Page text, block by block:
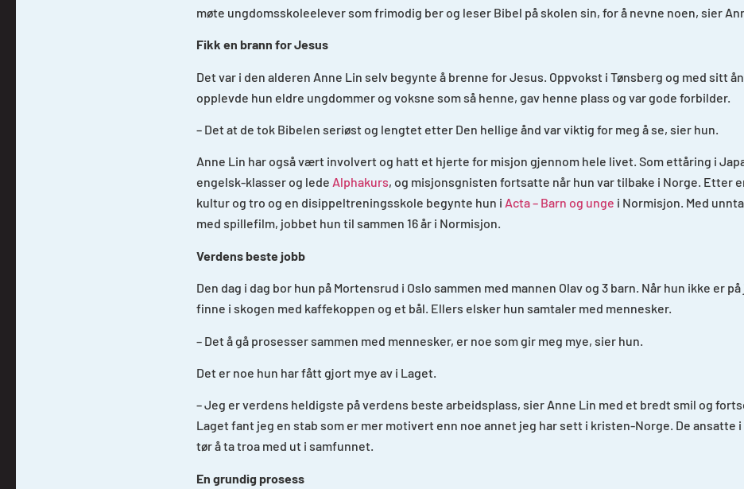
møte ungdomsskoleelever som frimodig ber og leser Bibel på skolen sin, for å nevne noen, sier
Fikk en brann for Jesus
Det var i den alderen Anne Lin selv begynte å brenne for Jesus. Oppvokst i Tønsberg og med sitt
opplevde hun eldre ungdommer og voksne som så henne, gav henne plass og var gode forbilder.
– Det at de tok Bibelen seriøst og lengtet etter Den hellige ånd var viktig for meg å se, sier hun.
Anne Lin har også vært involvert og hatt et hjerte for misjon gjennom hele livet. Som ettåring i
engelsk-klasser og lede Alphakurs, og misjonsgnisten fortsatte når hun var tilbake i Norge. Etter
kultur og tro og en disippeltreningsskole begynte hun i Acta – Barn og unge i Normisjon. Med
med spillefilm, jobbet hun til sammen 16 år i Normisjon.
Verdens beste jobb
Den dag i dag bor hun på Mortensrud i Oslo sammen med mannen Olav og 3 barn. Når hun ikke er
finne i skogen med kaffekoppen og et bål. Ellers elsker hun samtaler med mennesker.
– Det å gå prosesser sammen med mennesker, er noe som gir meg mye, sier hun.
Det er noe hun har fått gjort mye av i Laget.
– Jeg er verdens heldigste på verdens beste arbeidsplass, sier Anne Lin med et bredt smil og
Laget fant jeg en stab som er mer motivert enn noe annet jeg har sett i kristen-Norge. De ansatte
tør å ta troa med ut i samfunnet.
En grundig prosess